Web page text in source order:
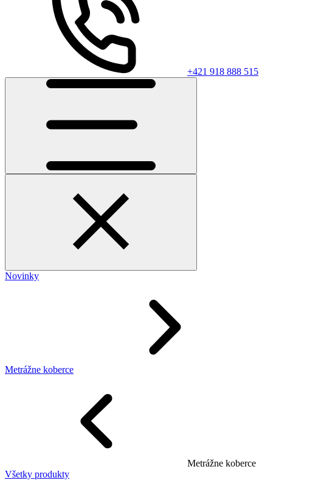
+421 918 888 515
Novinky
Metrážne koberce
Metrážne koberce
Všetky produkty